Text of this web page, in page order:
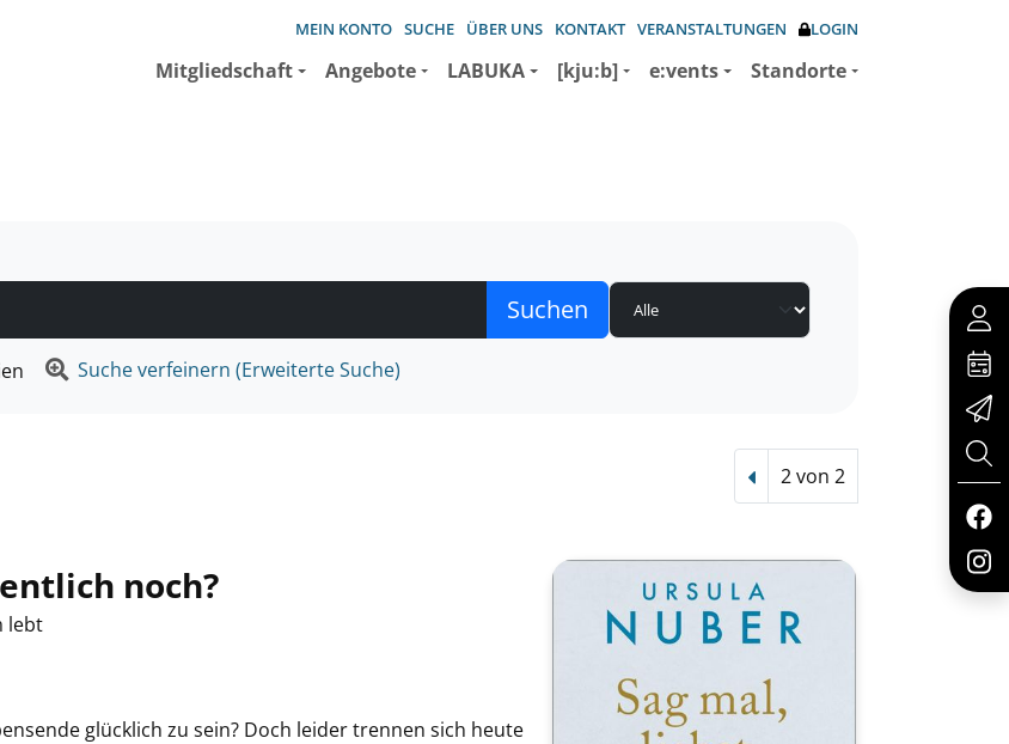
MEIN KONTO SUCHE ÜBER UNS KONTAKT VERANSTALTUNGEN LOGIN
Mitgliedschaft Angebote LABUKA [kju:b] e:vents Standorte
wollen.Suche verfeinern (Erweiterte Suche)
Vorheriger Treffer
2 von 2
noch?
lebt
glücklich zu sein? Doch leider trennen sich heute